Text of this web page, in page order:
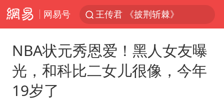
网易号
王传君 《披荆斩棘》
白海豚预计将在浙江苍南到三门一带登陆
今日15时起福州地铁高架区段停运
NBA状元秀恩爱！黑人女友曝
光，和科比二女儿很像，今年
19岁了